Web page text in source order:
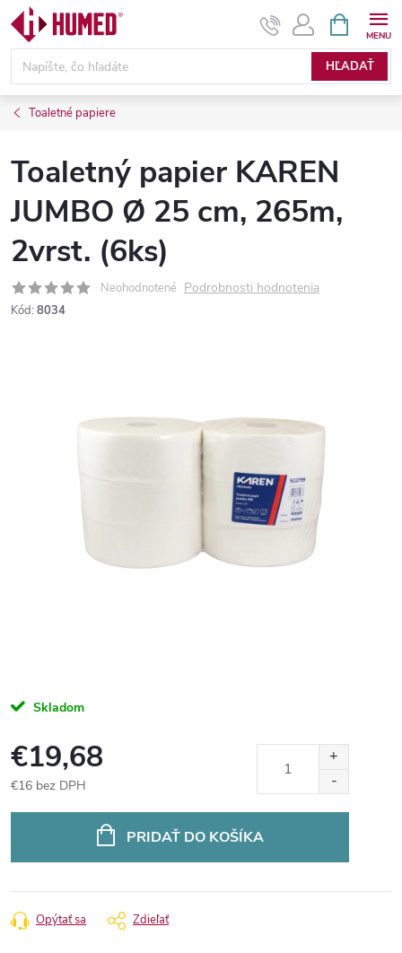
Prejsť
obsah
HĽADAŤ
KOŠÍK
Toaletné papiere
Toaletný papier KAREN
JUMBO Ø 25 cm, 265m,
2vrst. (6ks)
Neohodnotené Podrobnosti hodnotenia
Kód: 8034
Skladom
€19,68
€16 bez DPH
PRIDAŤ DO KOŠÍKA
Opýtať sa Zdieľať